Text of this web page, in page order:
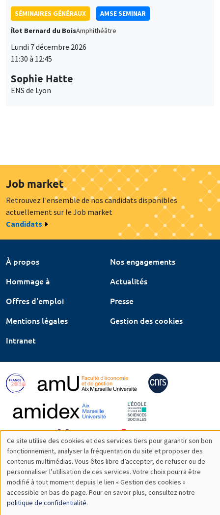
SÉMINAIRES GÉNÉRAUX
AMSE SEMINAR
Îlot Bernard du BoisAmphithéâtre
Lundi 7 décembre 2026
11:30 à 12:45
Sophie Hatte
ENS de Lyon
Job market
Retrouvez l'ensemble de nos candidats disponibles
actuellement sur le Job market
Candidats
À propos
Nos engagements
Hommage à
Actualités
Offres d'emploi
Presse
Mentions légales
Gestion des cookies
Intranet
Utilisation
des
données
personnelles
Ce site utilise des cookies et des services tiers pour garantir son bon
fonctionnement, analyser la fréquentation du site et proposer des
contenus multimédias. Vous êtes libre d’accepter, de refuser ou de
personnaliser l’utilisation de ces services. Votre choix pourra être
modifié à tout moment depuis le lien « Gestion des cookies »
accessible en bas de page. Pour en savoir plus, consultez notre
politique de confidentialité.